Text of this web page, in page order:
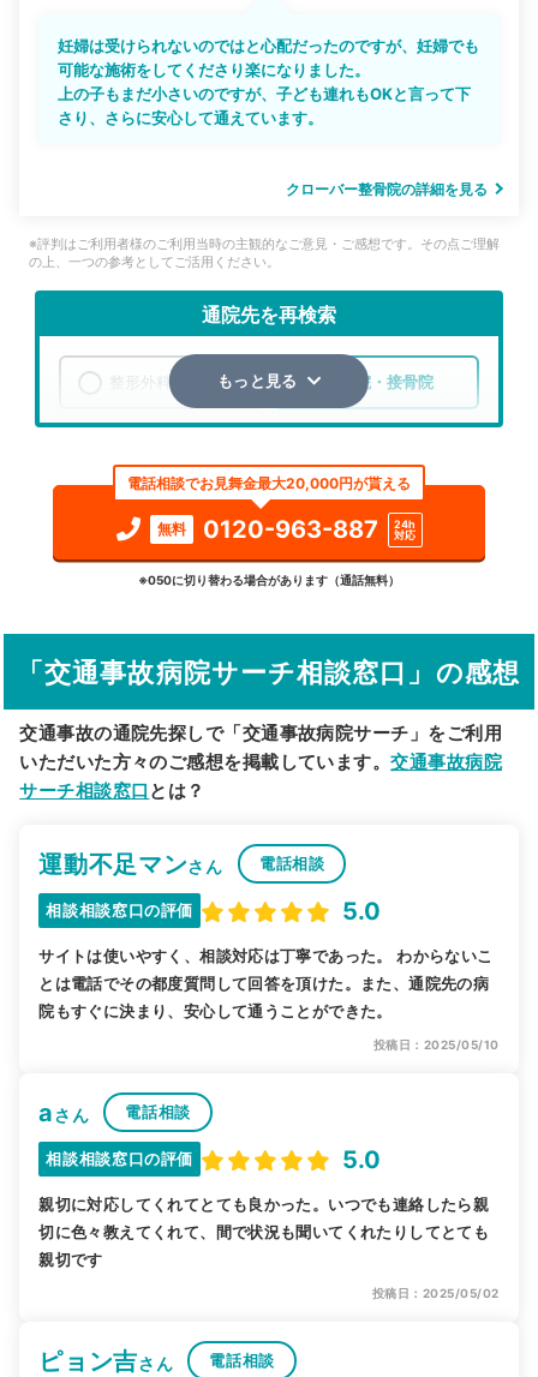
妊婦は受けられないのではと心配だったのですが、妊婦でも
可能な施術をしてくださり楽になりました。
上の子もまだ小さいのですが、子ども連れもOKと言って下
さり、さらに安心して通えています。
クローバー整骨院の詳細を見る
※評判はご利用者様のご利用当時の主観的なご意見・ご感想です。その点ご理解
の上、一つの参考としてご活用ください。
通院先を再検索
整形外科 整骨院・接骨院
検索する
詳細条件で絞り込む
駅から探す 院名から探す
もっと見る
電話相談でお見舞金最大20,000円が貰える
無料 0120-963-887
24h
対応
※050に切り替わる場合があります（通話無料）
「交通事故病院サーチ相談窓口」の感想
交通事故の通院先探しで「交通事故病院サーチ」をご利用
いただいた方々のご感想を掲載しています。交通事故病院
サーチ相談窓口 とは？
運動不足マンさん 電話相談
相談相談窓口の評価 5.0
サイトは使いやすく、相談対応は丁寧であった。 わからないこ
とは電話でその都度質問して回答を頂けた。また、通院先の病
院もすぐに決まり、安心して通うことができた。
投稿日：2025/05/10
aさん 電話相談
相談相談窓口の評価 5.0
親切に対応してくれてとても良かった。いつでも連絡したら親
切に色々教えてくれて、間で状況も聞いてくれたりしてとても
親切です
投稿日：2025/05/02
ピョン吉さん 電話相談